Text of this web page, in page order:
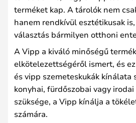
terméket kap. A tárolók nem
hanem rendkívül esztétikusak
választás bármilyen otthoni
A Vipp a kiváló minőségű
elkötelezettségéről ismert, és
és vipp szemeteskukák kínálata
konyhai, fürdőszobai vagy
szüksége, a Vipp kínálja a
számára.